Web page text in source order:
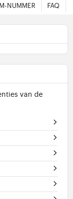
NUMMER FAQ
van de